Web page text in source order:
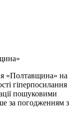
«Полтавщина» на
гіперпосилання
пошуковими
за погодженням з